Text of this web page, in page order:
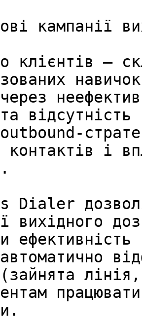
кампанії
клієнтів —
відсутність
контактів і
Dialer
вихідного